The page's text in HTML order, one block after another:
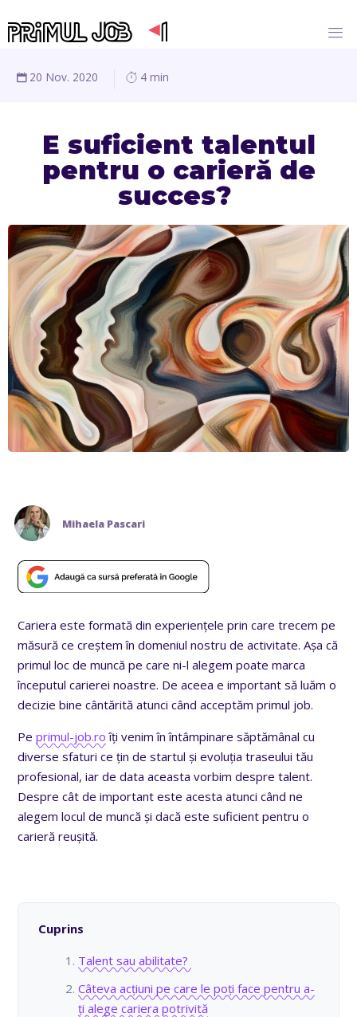
20 Nov. 2020 4 min
E suficient talentul
pentru o carieră de
succes?
Mihaela Pascari
Cariera este formată din experiențele prin care trecem pe
măsură ce creștem în domeniul nostru de activitate. Așa că
primul loc de muncă pe care ni-l alegem poate marca
începutul carierei noastre. De aceea e important să luăm o
decizie bine cântărită atunci când acceptăm primul job.
Peprimul-job.ro îți venim în întâmpinare săptămânal cu
diverse sfaturi ce țin de startul și evoluția traseului tău
profesional, iar de data aceasta vorbim despre talent.
Despre cât de important este acesta atunci când ne
alegem locul de muncă și dacă este suficient pentru o
carieră reușită.
Cuprins
Talent sau abilitate?
Câteva acțiuni pe care le poți face pentru a-
ți alege cariera potrivită